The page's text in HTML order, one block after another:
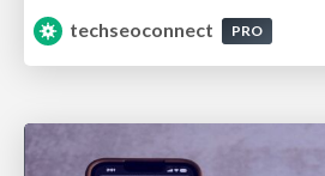
techseoconnect
PRO